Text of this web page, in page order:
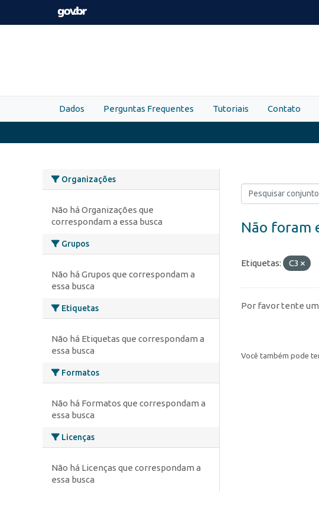
Skip to main content
Dados Perguntas Frequentes Tutoriais Contato
Organizações
Não há Organizações que
correspondam a essa busca
Grupos
Não há Grupos que correspondam a
essa busca
Etiquetas
Não há Etiquetas que correspondam a
essa busca
Formatos
Não há Formatos que correspondam a
essa busca
Licenças
Não há Licenças que correspondam a
essa busca
Não foram
Etiquetas: C3
Por favor tente
Você também pode